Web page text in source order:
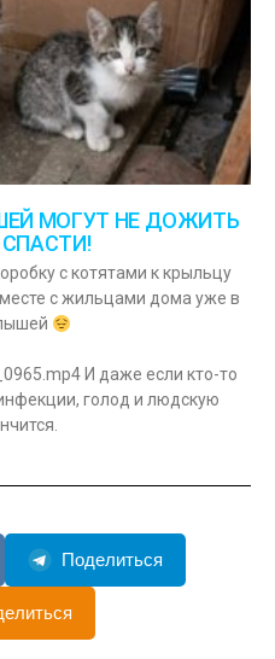
МОГУТ НЕ ДОЖИТЬ
с котятами к крыльцу
с жильцами дома уже в
И даже если кто-то
голод и людскую
Поделиться